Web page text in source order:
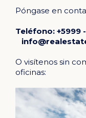
Póngase en
Teléfono:
O visítenos sin
oficinas: